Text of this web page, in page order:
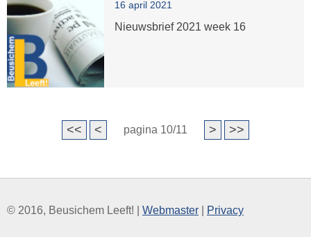
16 april 2021
Nieuwsbrief 2021 week 16
<< < pagina 10/11 > >>
© 2016, Beusichem Leeft! | Webmaster Privacy